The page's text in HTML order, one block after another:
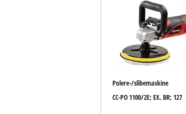
Polere-/slibemaskine
CC-PO 1100/2E; EX, BR; 127